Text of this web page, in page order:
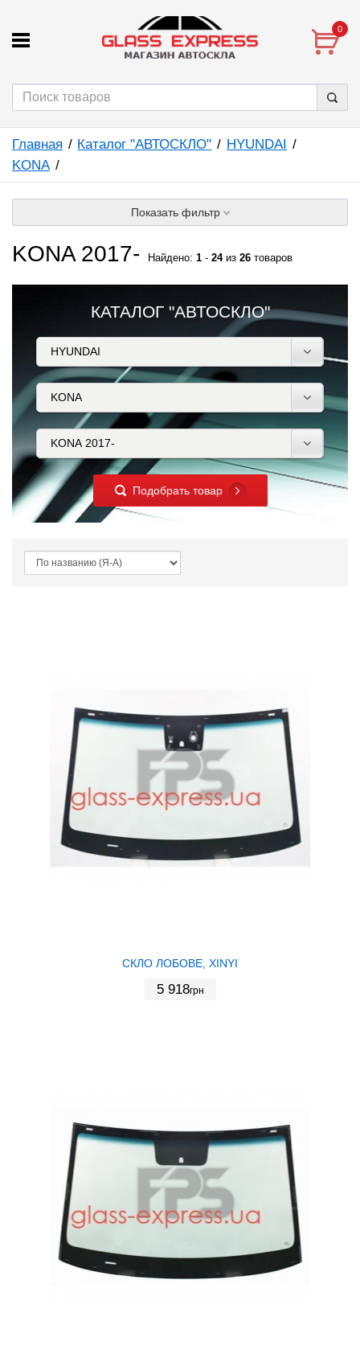
0
Главная Каталог "АВТОСКЛО"
HYUNDAI
KONA
Показать фильтр
KONA 2017- Найдено: 1 - 24из 26 товаров
КАТАЛОГ "АВТОСКЛО"
Подобрать товар
СКЛО ЛОБОВЕ, XINYI
5 918грн